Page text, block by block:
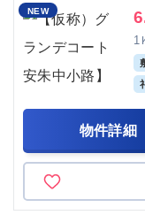
NEW
1
物件詳細